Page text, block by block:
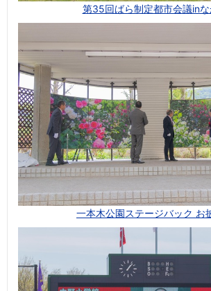
第35回ばら制定都市会議in
一本木公園ステージバック お